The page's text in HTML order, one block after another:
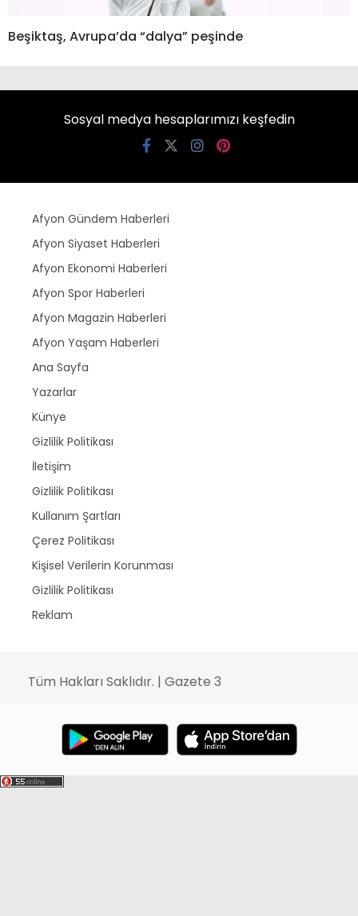
Beşiktaş, Avrupa’da “dalya” peşinde
Sosyal medya hesaplarımızı keşfedin
Afyon Gündem Haberleri
Afyon Siyaset Haberleri
Afyon Ekonomi Haberleri
Afyon Spor Haberleri
Afyon Magazin Haberleri
Afyon Yaşam Haberleri
Ana Sayfa
Yazarlar
Künye
Gizlilik Politikası
İletişim
Gizlilik Politikası
Kullanım Şartları
Çerez Politikası
Kişisel Verilerin Korunması
Gizlilik Politikası
Reklam
Tüm Hakları Saklıdır. | Gazete 3